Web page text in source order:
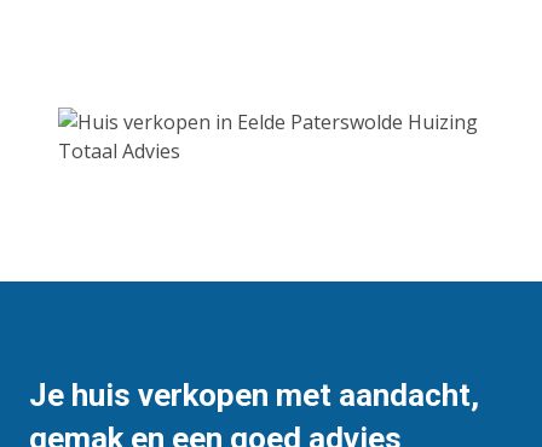
Je huis verkopen met aandacht,
gemak en een goed advies